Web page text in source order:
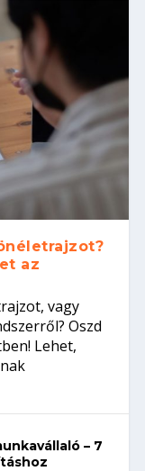
az
vagy
Oszd
Lehet,
– 7